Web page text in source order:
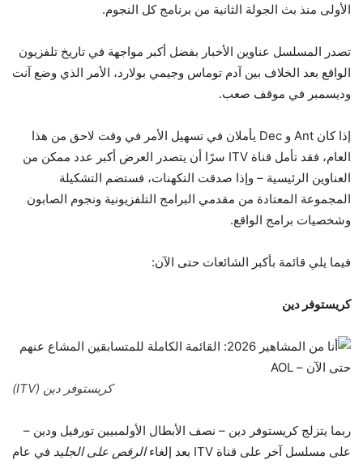
الأولى منذ بث الجولة الثانية من برنامج كل النجوم.
تصدر المسلسل عناوين الأخبار بفضل أكبر مواجهة في تاريخ تلفزيون
الواقع بعد الخلاف بين آدم توماس وجيمي بولارد، الأمر الذي وضع آنت
وديسمبر في موقف صعب.
إذا كان Ant و Dec يأملان في تسهيل الأمر في وقت لاحق من هذا
العام، فقد تأمل قناة ITV سرًا أن يتصدر العرض أكبر عدد ممكن من
العناوين الرئيسية – وإذا صدقت التكهنات، فستضم التشكيلة
المجموعة المعتادة من مقدمي البرامج التلفزيونية ونجوم الصابون
وشخصيات برامج الواقع.
فيما يلي قائمة بأكبر الشائعات حتى الآن:
كريستوفر دين
كريستوفر دين (ITV)
ربما يتزلج كريستوفر دين – نصف الأبطال الأولمبيين تورفيل ودين –
على مسلسل آخر على قناة ITV بعد إلغاء
الرقص على الجليد في عام